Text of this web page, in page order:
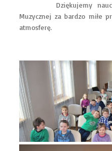
Dziękujemy
Muzycznej za bardzo miłe
atmosferę.